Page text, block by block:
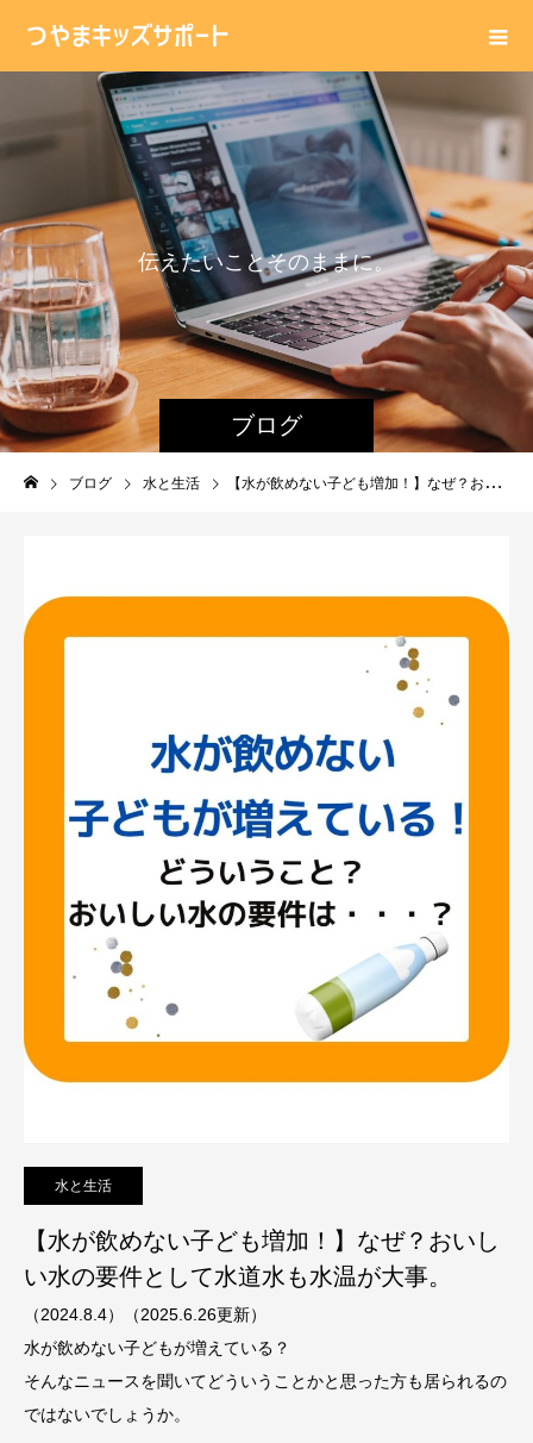
ブログ
伝えたいこ とその ままに。
ブログ 水と生活 【水が飲めない子ども増加！】なぜ？おいしい水の要件として水道水も水温が大事。
水と生活
【水が飲めない子ども増加！】なぜ？おいし
い水の要件として水道水も水温が大事。
（2024.8.4）（2025.6.26更新）
水が飲めない子どもが増えている？
そんなニュースを聞いてどういうことかと思った方も居られるの
ではないでしょうか。